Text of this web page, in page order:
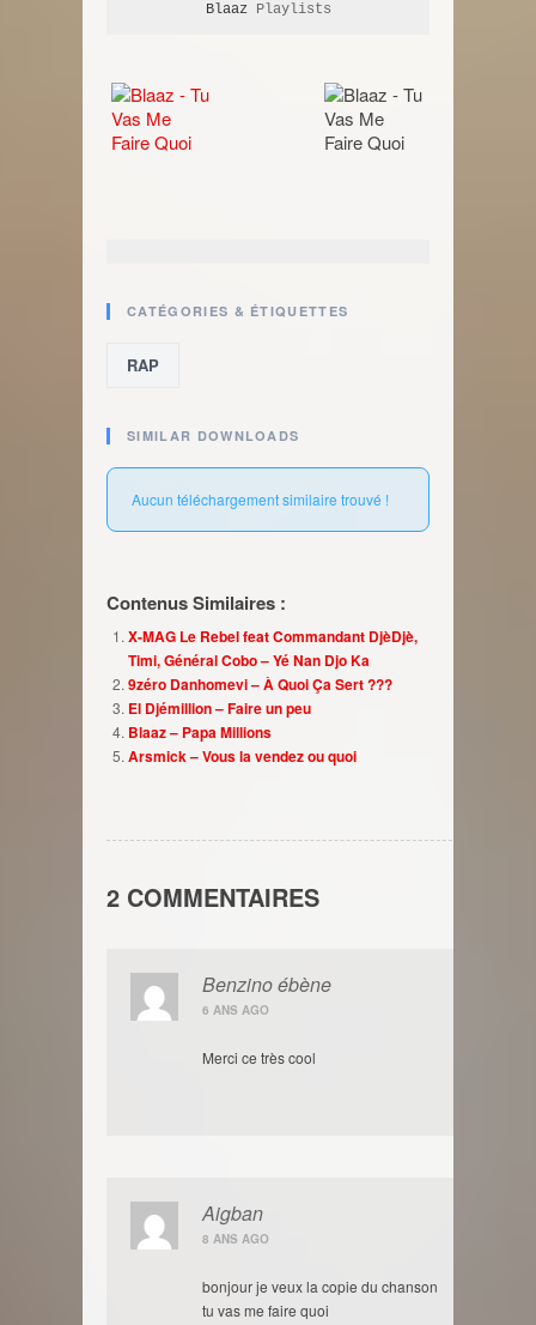
Blaaz Playlists
CATÉGORIES & ÉTIQUETTES
RAP
SIMILAR DOWNLOADS
Aucun téléchargement similaire trouvé !
Contenus Similaires :
X-MAG Le Rebel feat Commandant DjèDjè,
Timi, Général Cobo – Yé Nan Djo Ka
9zéro Danhomevi – À Quoi Ça Sert ???
El Djémillion – Faire un peu
Blaaz – Papa Millions
Arsmick – Vous la vendez ou quoi
2 COMMENTAIRES
Benzino ébène
6 ANS AGO
Merci ce très cool
Aigban
8 ANS AGO
bonjour je veux la copie du chanson
tu vas me faire quoi